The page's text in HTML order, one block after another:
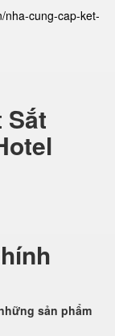
nha-cung-cap-ket-
Sắt
sản phẩm